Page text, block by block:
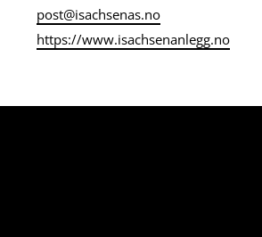
post@isachsenas.no
https://www.isachsenanlegg.no